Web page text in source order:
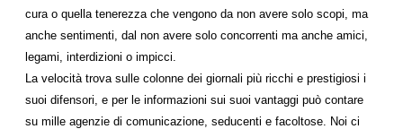
cura o quella tenerezza che vengono da non avere solo scopi, ma
anche sentimenti, dal non avere solo concorrenti ma anche amici,
legami, interdizioni o im­picci.
La velocità trova sulle colonne dei giornali più ricchi e prestigiosi i
suoi difensori, e per le informazioni sui suoi vantaggi può contare
su mille agenzie di comunicazione, seducenti e facoltose. Noi ci